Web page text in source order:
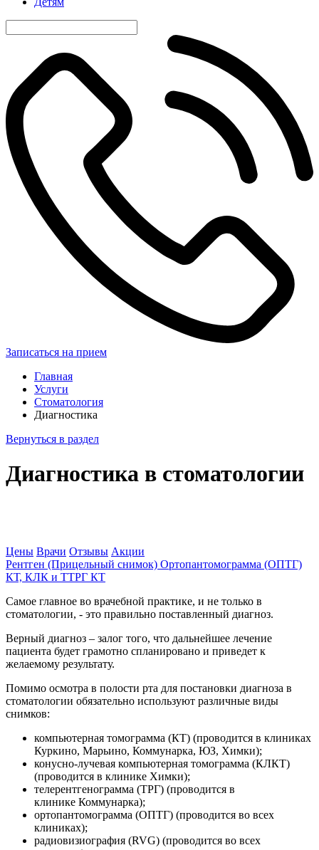
Записаться на прием
Главная
Услуги
Стоматология
Диагностика
Вернуться в раздел
Диагностика в стоматологии
Цены Врачи Отзывы Акции
Рентген (Прицельный снимок) Ортопантомограмма (ОПТГ)
КТ, КЛК и ТТРГ КТ
Самое главное во врачебной практике, и не только в
стоматологии, - это правильно поставленный диагноз.
Верный диагноз – залог того, что дальнейшее лечение
пациента будет грамотно спланировано и приведет к
желаемому результату.
Помимо осмотра в полости рта для постановки диагноза в
стоматологии обязательно используют различные виды
снимков:
компьютерная томограмма (КТ) (проводится в клиниках
Куркино, Марьино, Коммунарка, ЮЗ, Химки);
конусно-лучевая компьютерная томограмма (КЛКТ)
(проводится в клинике Химки);
телерентгенограмма (ТРГ) (проводится в
клинике Коммунарка);
ортопантомограмма (ОПТГ) (проводится во всех
клиниках);
радиовизиография (RVG) (проводится во всех